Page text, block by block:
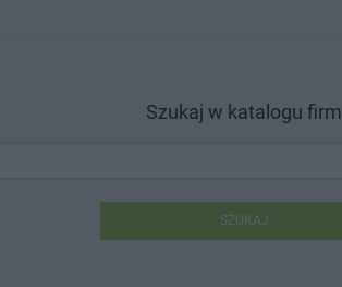
Szukaj w katalogu firm
SZUKAJ